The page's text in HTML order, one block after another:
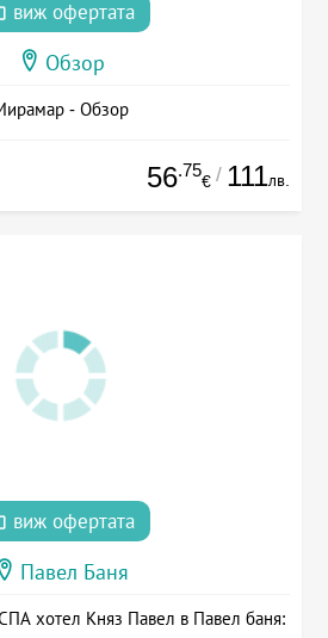
виж офертата
Обзор
- Обзор
56.75
€ / 111лв.
виж офертата
Павел Баня
хотел Княз Павел в Павел баня: